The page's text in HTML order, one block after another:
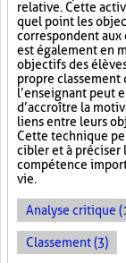
relative. Cette
quel point les
correspondent aux
est également en
objectifs des
propre classement
l’enseignant peut
d’accroître la
liens entre leurs
Cette technique
cibler et à préciser
compétence
vie.
Analyse critique
Classement (3)